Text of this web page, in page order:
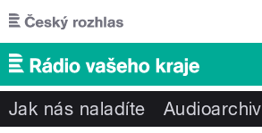
Přejít k hlavnímu obsahu
Jak nás naladíte Audioarchiv